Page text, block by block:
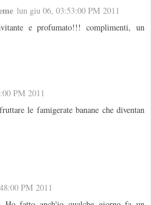
lun giu 06, 03:53:00 PM 2011
e profumato!!! complimenti, un
PM 2011
le famigerate banane che diventan
PM 2011